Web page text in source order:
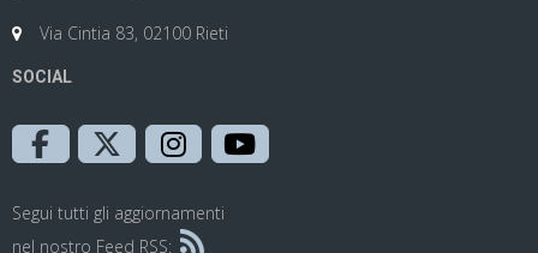
Via Cintia 83, 02100 Rieti
SOCIAL
Segui tutti gli aggiornamenti
nel nostro Feed RSS: